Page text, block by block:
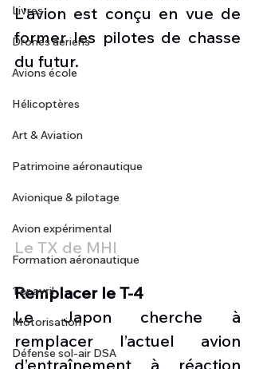
Livres
Drones aériens
Avions école
Hélicoptères
Art & Aviation
Patrimoine aéronautique
Avionique & pilotage
Avion expérimental
Formation aéronautique
1 er avril
Motorisation
Défense sol-air DSA
L'avion est conçu en vue de
former les pilotes de chasse
du futur.
Le TX de MHI
Remplacer le T-4
Le Japon cherche à
remplacer l’actuel avion
d’entraînement à réaction